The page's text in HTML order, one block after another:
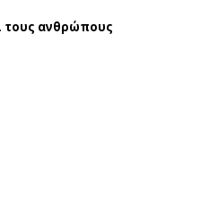
τους ανθρώπους